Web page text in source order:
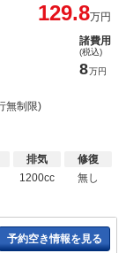
129.8万円
諸費用
(税込)
8万円
無制限)
排気
1200cc
修復
無し
予約空き情報を見る